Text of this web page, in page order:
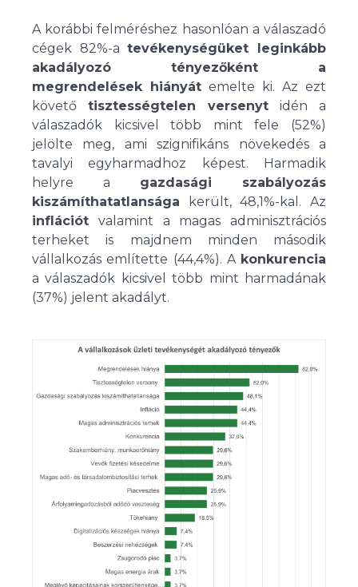
A korábbi felméréshez hasonlóan a válaszadó
cégek 82%-atevékenységüket leginkább
akadályozó tényezőként a
megrendelések hiányát emelte ki. Az ezt
követő tisztességtelen versenyt idén a
válaszadók kicsivel több mint fele (52%)
jelölte meg, ami szignifikáns növekedés a
tavalyi egyharmadhoz képest. Harmadik
helyre a gazdasági szabályozás
kiszámíthatatlansága került, 48,1%-kal. Az
inflációt valamint a magas adminisztrációs
terheket is majdnem minden második
vállalkozás említette (44,4%). A konkurencia
a válaszadók kicsivel több mint harmadának
(37%) jelent akadályt.